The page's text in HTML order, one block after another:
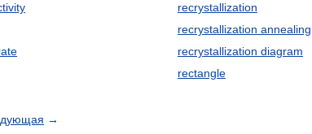
recrystallization
recrystallization annealing
recrystallization diagram
rectangle
→